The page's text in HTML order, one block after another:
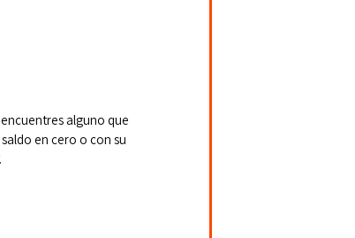
alguno que
en cero o con su